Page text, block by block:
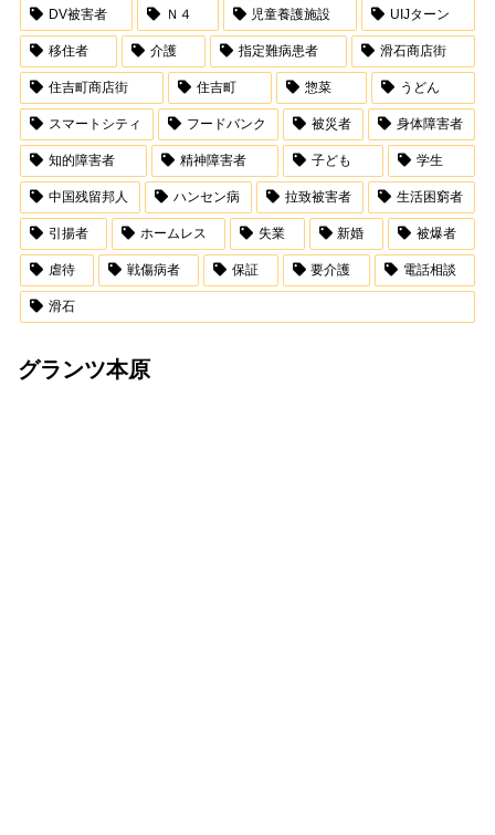
DV被害者 Ｎ４ 児童養護施設 UIJターン
移住者 介護 指定難病患者 滑石商店街
住吉町商店街 住吉町 惣菜 うどん
スマートシティ フードバンク 被災者 身体障害者
知的障害者 精神障害者 子ども 学生
中国残留邦人 ハンセン病 拉致被害者 生活困窮者
引揚者 ホームレス 失業 新婚 被爆者
虐待 戦傷病者 保証 要介護 電話相談
滑石
グランツ本原